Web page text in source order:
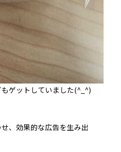
ゲットしていました(^_^)
、効果的な広告を生み出